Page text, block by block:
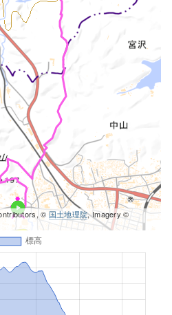
© 国土地理院, Imagery ©